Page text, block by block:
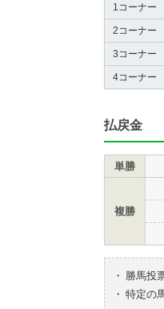
1コーナー
2コーナー
3コーナー
4コーナー
払戻金
単勝
複勝
・
勝馬投
・ 特定の